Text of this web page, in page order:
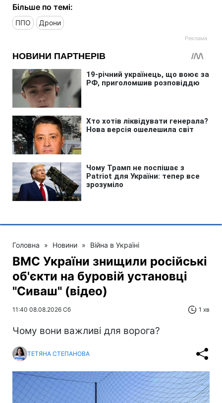
Більше по темі:
ППО Дрони
Головна » Новини » Війна в Україні
ВМС України знищили російські
об'єкти на буровій установці
"Сиваш" (відео)
11:40 08.08.2026 Сб 1 хв
Чому вони важливі для ворога?
ТЕТЯНА СТЕПАНОВА